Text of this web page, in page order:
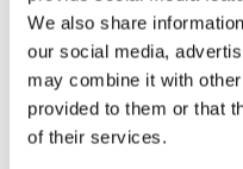
We also share
our social media,
may combine it with
provided to them or that
of their services.
Benieuwd waar je
inzetten?Bekijk
de buurt meedoen.